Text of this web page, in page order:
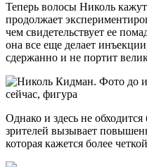
Теперь волосы Николь
продолжает
чем свидетельствует ее
она все еще делает
сдержанно и не портит
Однако и здесь не
зрителей вызывает
которая кажется более